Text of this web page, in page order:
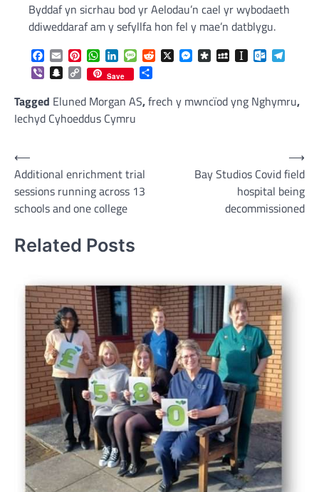
Byddaf yn sicrhau bod yr Aelodau’n cael yr wybodaeth
ddiweddaraf am y sefyllfa hon fel y mae’n datblygu.
Facebook
EmailPinterestWhatsApp
LinkedInMessageReddit
X Messenger
DiasporaMySpaceInstapaper
ViberSnapchat
Copy
Link
Save
Tagged Eluned Morgan AS,frech y mwncïod yng Nghymru,
Iechyd Cyhoeddus Cymru
Post
navigation
⟵
Additional enrichment trial
sessions running across 13
schools and one college
Bay Studios Covid field
hospital being
decommissioned
⟶
Related Posts